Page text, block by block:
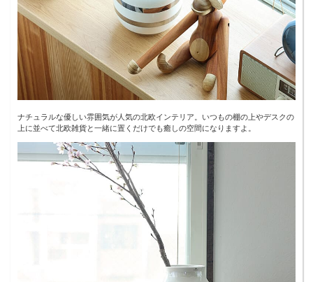
ナチュラルな優しい雰囲気が人気の北欧インテリア。いつもの棚の上やデスクの
上に並べて北欧雑貨と一緒に置くだけでも癒しの空間になりますよ。